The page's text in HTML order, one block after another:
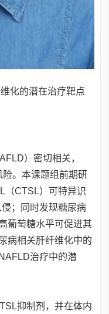
化的潜在治疗靶点
）密切相关，
。本课题组前期研
（CTSL）可特异识
；同时发现糖尿病
葡萄糖水平可促进其
病相关肝纤维化中的
治疗中的潜
抑制剂，并在体内